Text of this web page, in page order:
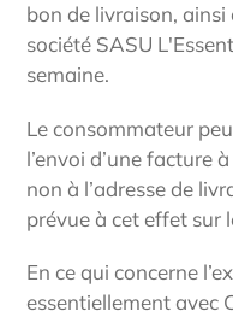
bon de livraison, ainsi
société SASU
semaine.
Le consommateur
l’envoi d’une facture
non à l’adresse de
prévue à cet effet sur
En ce qui concerne
essentiellement avec